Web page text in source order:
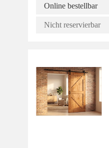
Online bestellbar
Nicht reservierbar